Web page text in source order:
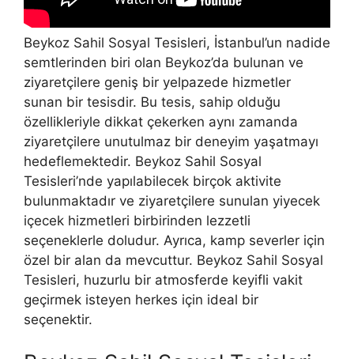
Beykoz Sahil Sosyal Tesisleri, İstanbul’un nadide
semtlerinden biri olan Beykoz’da bulunan ve
ziyaretçilere geniş bir yelpazede hizmetler
sunan bir tesisdir. Bu tesis, sahip olduğu
özellikleriyle dikkat çekerken aynı zamanda
ziyaretçilere unutulmaz bir deneyim yaşatmayı
hedeflemektedir. Beykoz Sahil Sosyal
Tesisleri’nde yapılabilecek birçok aktivite
bulunmaktadır ve ziyaretçilere sunulan yiyecek
içecek hizmetleri birbirinden lezzetli
seçeneklerle doludur. Ayrıca, kamp severler için
özel bir alan da mevcuttur. Beykoz Sahil Sosyal
Tesisleri, huzurlu bir atmosferde keyifli vakit
geçirmek isteyen herkes için ideal bir
seçenektir.